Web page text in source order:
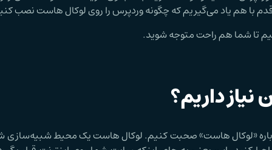
قدم با هم یاد می‌گیریم که چگونه وردپرس را روی لوکال هاست نصب
تا شما هم راحت متوجه شوید.
داریم؟
«لوکال هاست» صحبت کنیم. لوکال هاست یک محیط